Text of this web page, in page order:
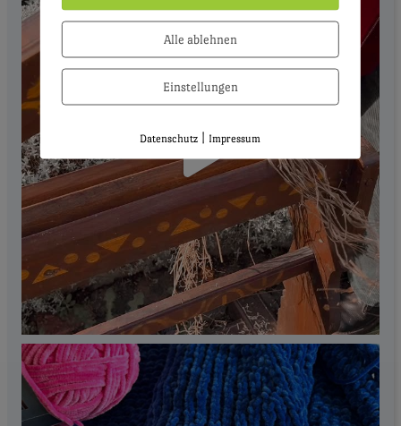
Alle ablehnen
Einstellungen
Datenschutz | Impressum